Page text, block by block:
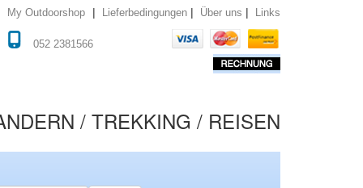
My Outdoorshop | Lieferbedingungen | Über uns | Links
052 2381566
/ TREKKING / REISEN